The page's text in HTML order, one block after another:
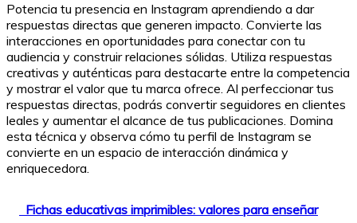
Potencia tu presencia en Instagram aprendiendo a dar
respuestas directas que generen impacto. Convierte las
interacciones en oportunidades para conectar con tu
audiencia y construir relaciones sólidas. Utiliza respuestas
creativas y auténticas para destacarte entre la competencia
y mostrar el valor que tu marca ofrece. Al perfeccionar tus
respuestas directas, podrás convertir seguidores en clientes
leales y aumentar el alcance de tus publicaciones. Domina
esta técnica y observa cómo tu perfil de Instagram se
convierte en un espacio de interacción dinámica y
enriquecedora.
Fichas educativas imprimibles: valores para enseñar